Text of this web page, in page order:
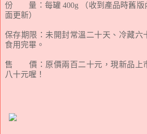
份 量：每罐 400g （收到產品時舊版
面更新）
保存期限：未開封常溫二十天、冷藏六
食用完畢。
售 價：原價兩百二十元，現新品上
八十元喔！